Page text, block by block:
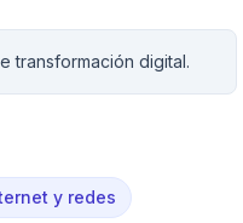
transformación digital.
y redes